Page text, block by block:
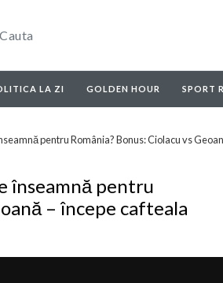
LA ZI GOLDEN HOUR SPORT
pentru România? Bonus: Ciolacu vs
înseamnă pentru
– începe cafteala